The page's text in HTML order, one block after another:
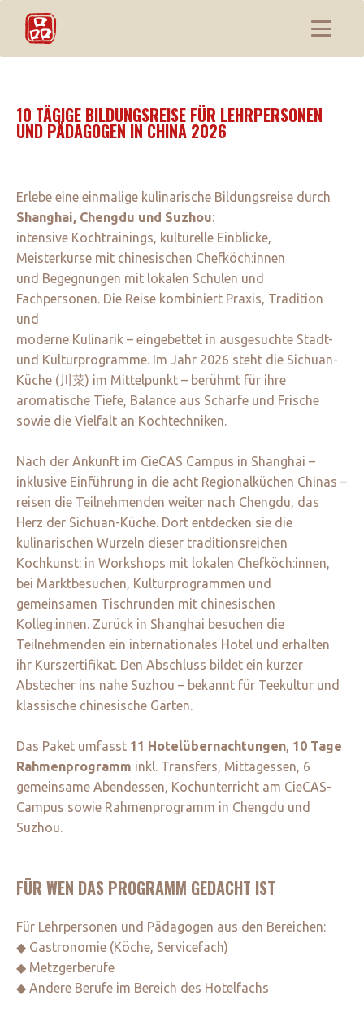
10 TÄGIGE BILDUNGSREISE FÜR LEHRPERSONEN
UND PÄDAGOGEN IN CHINA 2026
Erlebe eine einmalige kulinarische Bildungsreise durch
Shanghai, Chengdu und Suzhou:
intensive Kochtrainings, kulturelle Einblicke,
Meisterkurse mit chinesischen Chefköch:innen
und Begegnungen mit lokalen Schulen und
Fachpersonen. Die Reise kombiniert Praxis, Tradition
und
moderne Kulinarik – eingebettet in ausgesuchte Stadt-
und Kulturprogramme. Im Jahr 2026 steht die Sichuan-
Küche (川菜) im Mittelpunkt – berühmt für ihre
aromatische Tiefe, Balance aus Schärfe und Frische
sowie die Vielfalt an Kochtechniken.
Nach der Ankunft im CieCAS Campus in Shanghai –
inklusive Einführung in die acht Regionalküchen Chinas –
reisen die Teilnehmenden weiter nach Chengdu, das
Herz der Sichuan-Küche. Dort entdecken sie die
kulinarischen Wurzeln dieser traditionsreichen
Kochkunst: in Workshops mit lokalen Chefköch:innen,
bei Marktbesuchen, Kulturprogrammen und
gemeinsamen Tischrunden mit chinesischen
Kolleg:innen. Zurück in Shanghai besuchen die
Teilnehmenden ein internationales Hotel und erhalten
ihr Kurszertifikat. Den Abschluss bildet ein kurzer
Abstecher ins nahe Suzhou – bekannt für Teekultur und
klassische chinesische Gärten.
Das Paket umfasst 11 Hotelübernachtungen, 10 Tage
Rahmenprogramm inkl. Transfers, Mittagessen, 6
gemeinsame Abendessen, Kochunterricht am CieCAS-
Campus sowie Rahmenprogramm in Chengdu und
Suzhou.
FÜR WEN DAS PROGRAMM GEDACHT IST
Für Lehrpersonen und Pädagogen aus den Bereichen:
◆ Gastronomie (Köche, Servicefach)
◆ Metzgerberufe
◆ Andere Berufe im Bereich des Hotelfachs